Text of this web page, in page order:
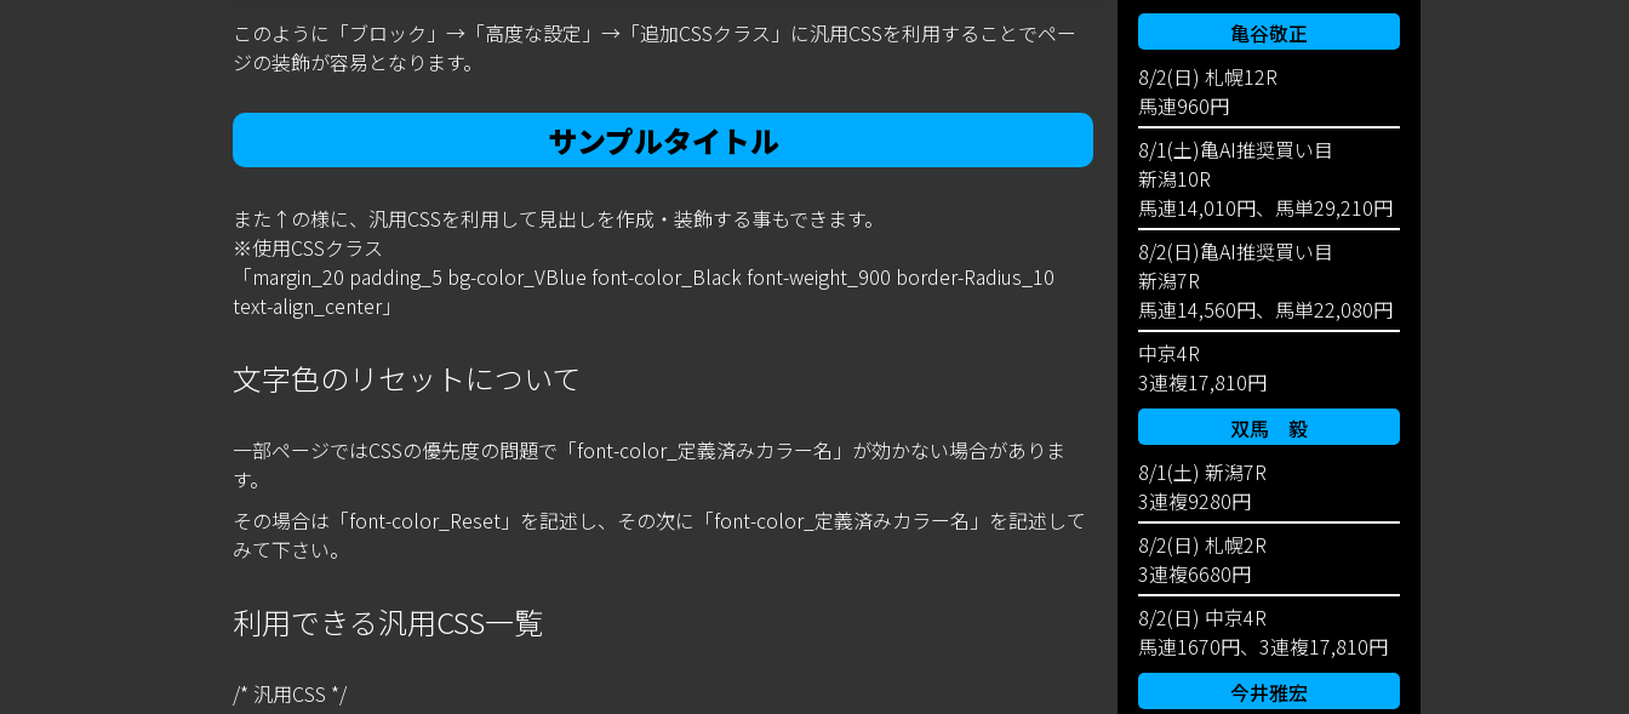
このように「ブロック」→「高度な設定」→「追加CSSクラス」に汎用CSSを利用することでペー
ジの装飾が容易となります。
サンプルタイトル
また↑の様に、汎用CSSを利用して見出しを作成・装飾する事もできます。
※使用CSSクラス
「margin_20 padding_5 bg-color_VBlue font-color_Black font-weight_900 border-Radius_10
text-align_center」
文字色のリセットについて
一部ページではCSSの優先度の問題で「font-color_定義済みカラー名」が効かない場合がありま
す。
その場合は「font-color_Reset」を記述し、その次に「font-color_定義済みカラー名」を記述して
みて下さい。
利用できる汎用CSS一覧
/* 汎用CSS */
亀谷敬正
8/2(日) 札幌12R
馬連960円
8/1(土)亀AI推奨買い目
新潟10R
馬連14,010円、馬単29,210円
8/2(日)亀AI推奨買い目
新潟7R
馬連14,560円、馬単22,080円
中京4R
3連複17,810円
双馬 毅
8/1(土) 新潟7R
3連複9280円
8/2(日) 札幌2R
3連複6680円
8/2(日) 中京4R
馬連1670円、3連複17,810円
今井雅宏